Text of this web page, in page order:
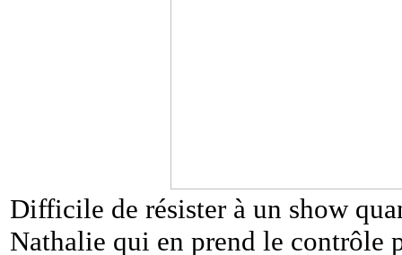
Difficile de résister à un show
Nathalie qui en prend le contrôle